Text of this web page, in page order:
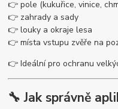
👉 pole (kukuřice, vinice,
👉 zahrady a sady
👉 louky a okraje lesa
👉 místa vstupu zvěře na
👉 Ideální pro ochranu
🔧 Jak správně